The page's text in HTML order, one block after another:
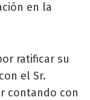
en la
ratificar su
el Sr.
contando con